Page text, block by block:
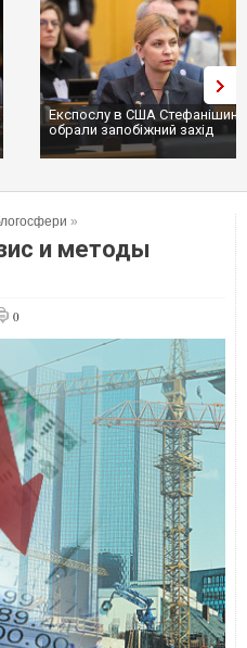
Експослу в США
обрали запобіжний захід
»
и методы
0